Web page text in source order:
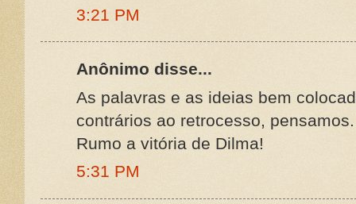
3:21 PM
Anônimo disse...
As palavras e as ideias bem
contrários ao retrocesso, pensamos.
Rumo a vitória de Dilma!
5:31 PM